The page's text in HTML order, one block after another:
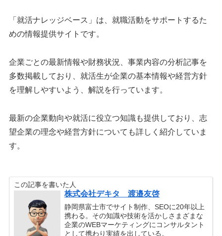
「就活ナレッジベース」は、就職活動をサポートするた
めの情報提供サイトです。
企業ごとの最新情報や財務状況、事業内容の分析記事を
多数掲載しており、就活生が企業の基本情報や経営方針
を理解しやすいよう、解説を行っています。
最新の企業動向や就活に役立つ知識も提供しており、志
望企業の理念や経営方針についても詳しく紹介していま
す。
この記事を書いた人
株式会社デキタ 渡邉友啓
静岡県富士市でサイト制作、SEOに20年以上
携わる。その知識や技術を活かしさまざまな
企業のWEBマーケティングにコンサルタント
として携わり実績を出している。